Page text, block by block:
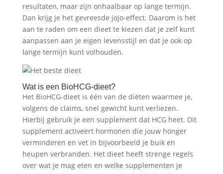
resultaten, maar zijn onhaalbaar op lange termijn.
Dan krijg je het gevreesde jojo-effect. Daarom is het
aan te raden om een dieet te kiezen dat je zelf kunt
aanpassen aan je eigen levensstijl en dat je ook op
lange termijn kunt volhouden.
Wat is een BioHCG-dieet?
Het BioHCG-dieet is één van de diëten waarmee je,
volgens de claims, snel gewicht kunt verliezen.
Hierbij gebruik je een supplement dat HCG heet. Dit
supplement activeert hormonen die jouw honger
verminderen en vet in bijvoorbeeld je buik en
heupen verbranden. Het dieet heeft strenge regels
over wat je mag eten en welke supplementen je